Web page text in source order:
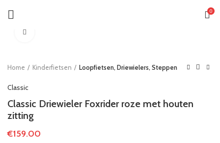
0
Home Kinderfietsen Loopfietsen, Driewielers, Steppen
Classic
Classic Driewieler Foxrider roze met houten
zitting
€159.00